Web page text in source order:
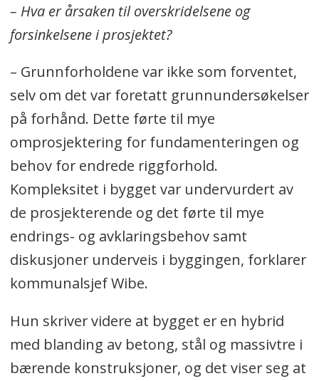
– Hva er årsaken til overskridelsene og
forsinkelsene i prosjektet?
– Grunnforholdene var ikke som forventet,
selv om det var foretatt grunnundersøkelser
på forhånd. Dette førte til mye
omprosjektering for fundamenteringen og
behov for endrede riggforhold.
Kompleksitet i bygget var undervurdert av
de prosjekterende og det førte til mye
endrings- og avklaringsbehov samt
diskusjoner underveis i byggingen, forklarer
kommunalsjef Wibe.
Hun skriver videre at bygget er en hybrid
med blanding av betong, stål og massivtre i
bærende konstruksjoner, og det viser seg at